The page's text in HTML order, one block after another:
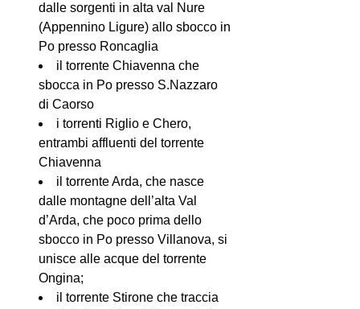
dalle sorgenti in alta val Nure
(Appennino Ligure) allo sbocco in
Po presso Roncaglia
il torrente Chiavenna che
sbocca in Po presso S.Nazzaro
di Caorso
i torrenti Riglio e Chero,
entrambi affluenti del torrente
Chiavenna
il torrente Arda, che nasce
dalle montagne dell’alta Val
d’Arda, che poco prima dello
sbocco in Po presso Villanova, si
unisce alle acque del torrente
Ongina;
il torrente Stirone che traccia